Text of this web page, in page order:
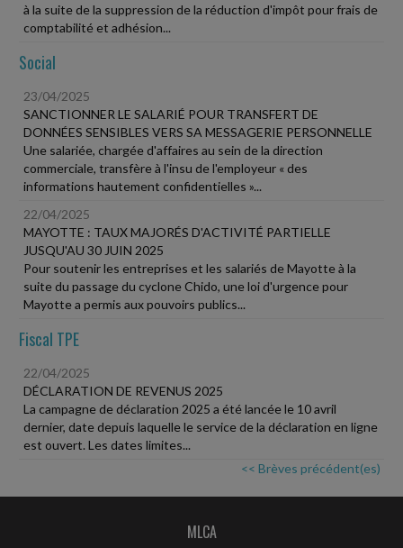
à la suite de la suppression de la réduction d'impôt pour frais de
comptabilité et adhésion...
Social
23/04/2025
SANCTIONNER LE SALARIÉ POUR TRANSFERT DE
DONNÉES SENSIBLES VERS SA MESSAGERIE PERSONNELLE
Une salariée, chargée d'affaires au sein de la direction
commerciale, transfère à l'insu de l'employeur « des
informations hautement confidentielles »...
22/04/2025
MAYOTTE : TAUX MAJORÉS D'ACTIVITÉ PARTIELLE
JUSQU'AU 30 JUIN 2025
Pour soutenir les entreprises et les salariés de Mayotte à la
suite du passage du cyclone Chido, une loi d'urgence pour
Mayotte a permis aux pouvoirs publics...
Fiscal TPE
22/04/2025
DÉCLARATION DE REVENUS 2025
La campagne de déclaration 2025 a été lancée le 10 avril
dernier, date depuis laquelle le service de la déclaration en ligne
est ouvert. Les dates limites...
<< Brèves précédent(es)
MLCA